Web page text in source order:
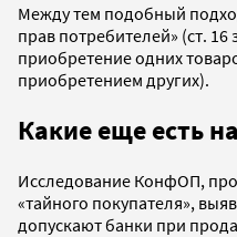
Между тем подобный
прав потребителей» (ст.
приобретение одних
приобретением других).
Какие еще есть
Исследование КонфОП,
«тайного покупателя»,
допускают банки при